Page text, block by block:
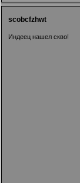
scobcfzhwt
Индеец нашел скво!